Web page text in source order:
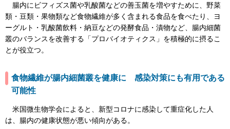
腸内にビフィズス菌や乳酸菌などの善玉菌を増やすために、野菜
類・豆類・果物類など食物繊維が多く含まれる食品を食べたり、ヨ
ーグルト・乳酸菌飲料・納豆などの発酵食品・漬物など、腸内細菌
叢のバランスを改善する「プロバイオティクス」を積極的に摂るこ
とが役立つ。
食物繊維が腸内細菌叢を健康に 感染対策にも有用である
可能性
米国微生物学会によると、新型コロナに感染して重症化した人
は、腸内の健康状態が悪い傾向がある。